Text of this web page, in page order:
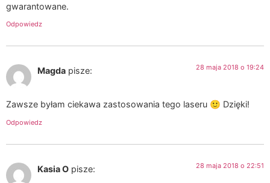
gwarantowane.
Odpowiedz
Magda pisze: 28 maja 2018 o 19:24
Zawsze byłam ciekawa zastosowania tego laseru 🙂 Dzięki!
Odpowiedz
Kasia O pisze: 28 maja 2018 o 22:51